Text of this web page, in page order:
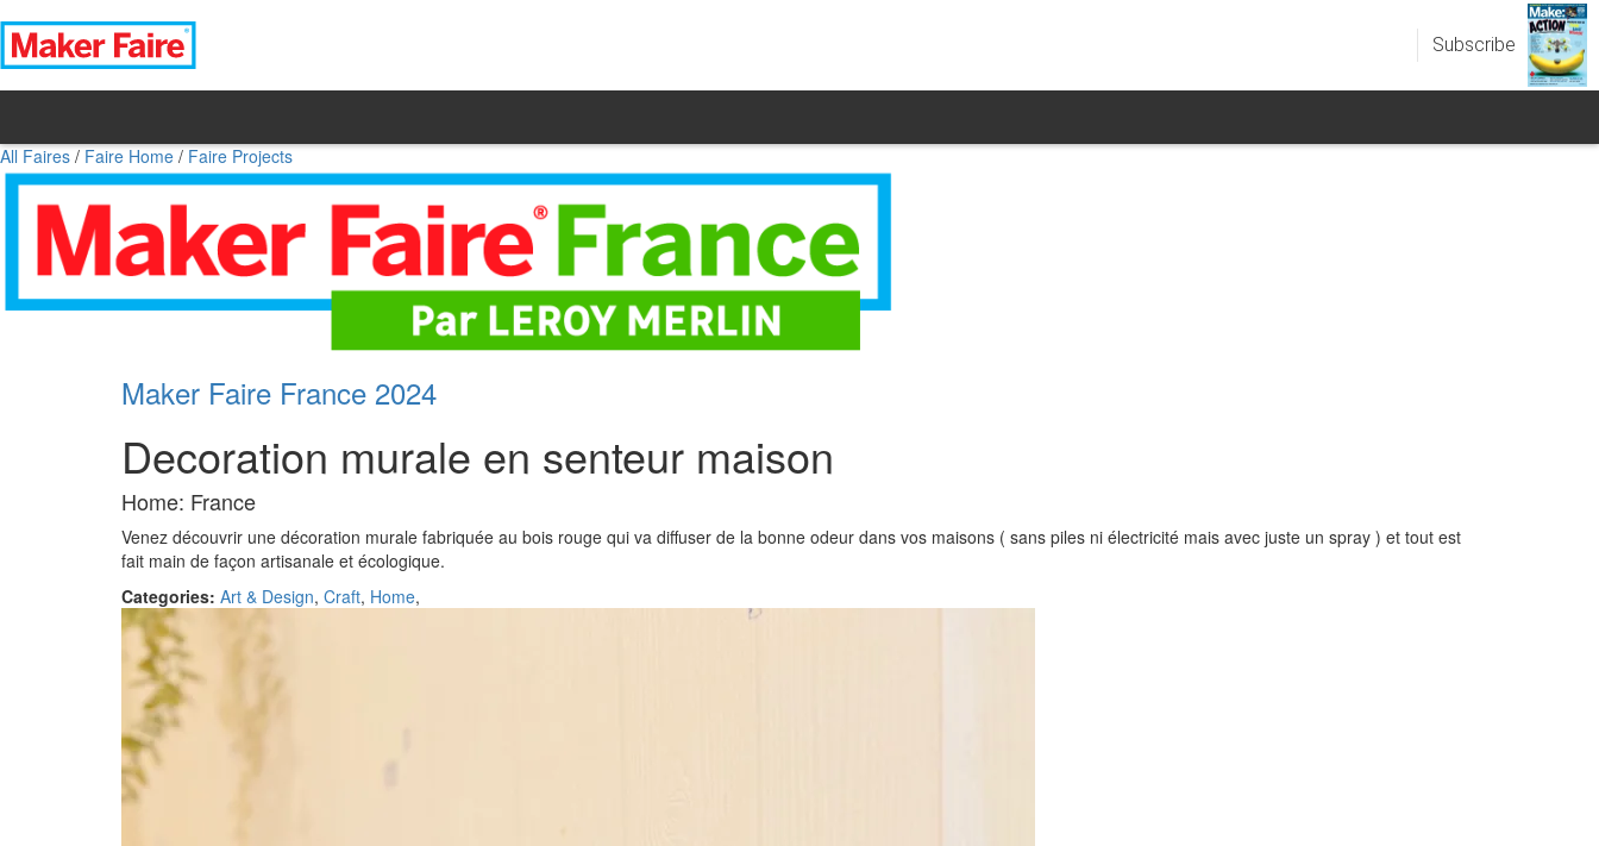
Subscribe
All Faires / Faire Home / Faire Projects
Maker Faire France 2024
Decoration murale en senteur maison
Home: France
Venez découvrir une décoration murale fabriquée au bois rouge qui va diffuser de la bonne odeur dans vos maisons ( sans piles ni électricité mais avec juste un spray ) et tout est
fait main de façon artisanale et écologique.
Categories: Art & Design, Craft, Home,